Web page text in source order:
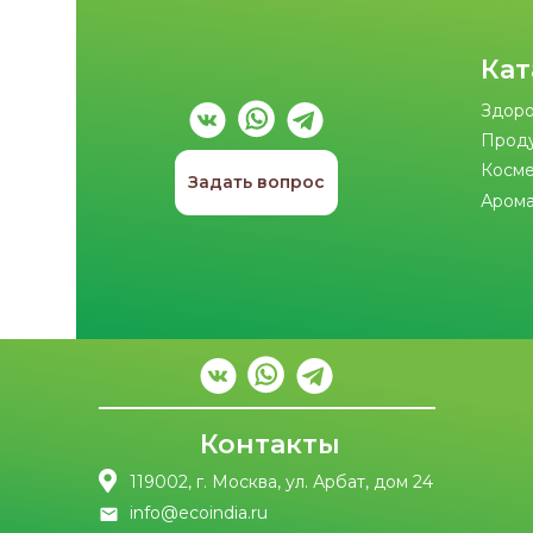
Задать вопрос
Контакты
119002, г. Москва, ул. Арбат, дом 24
info@ecoindia.ru